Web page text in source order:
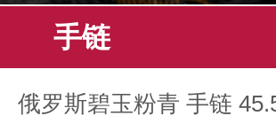
手链
俄罗斯碧玉粉青 手链